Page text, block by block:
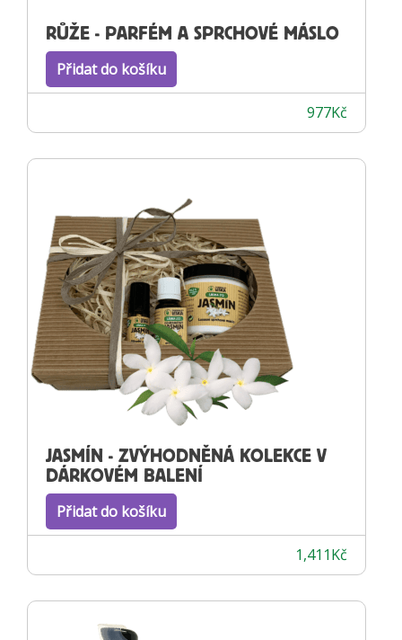
RŮŽE - PARFÉM A SPRCHOVÉ MÁSLO
Přidat do košíku
977Kč
JASMÍN - ZVÝHODNĚNÁ KOLEKCE V
DÁRKOVÉM BALENÍ
Přidat do košíku
1,411Kč